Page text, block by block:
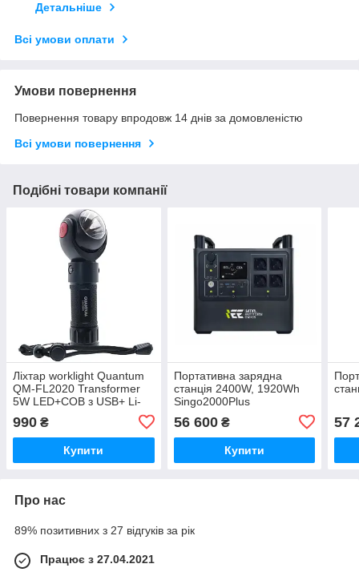
Детальніше
Всі умови оплати
Умови повернення
Повернення товару впродовж 14 днів за домовленістю
Всі умови повернення
Подібні товари компанії
Ліхтар worklight Quantum
QM-FL2020 Transformer
5W LED+COB з USB+ Li-
990 ₴
Купити
Портативна зарядна
станція 2400W, 1920Wh
Singo2000Plus
56 600₴
Купити
57
Про нас
89% позитивних з 27 відгуків за рік
Працює з 27.04.2021